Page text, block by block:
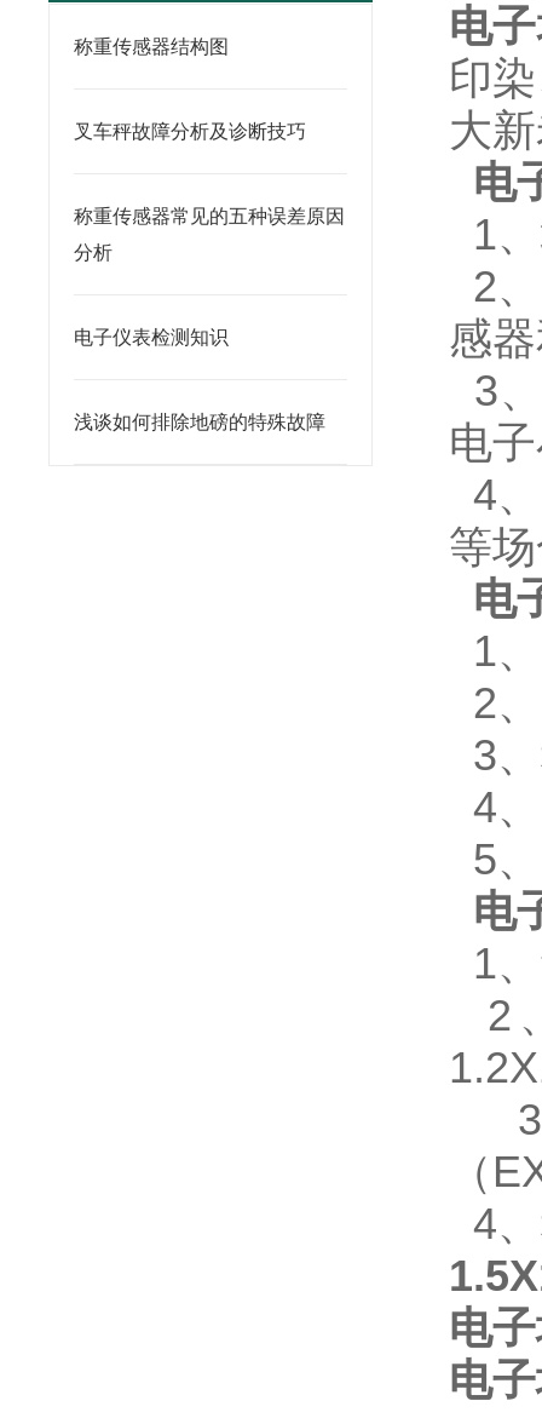
称重传感器结构图
叉车秤故障分析及诊断技巧
称重传感器常见的五种误差原因
分析
电子仪表检测知识
浅谈如何排除地磅的特殊故障
电
印
大
电
1
2
感
3
电
4
等
电
1
2
3
4
5
电
1
2
3
（
4
电
电